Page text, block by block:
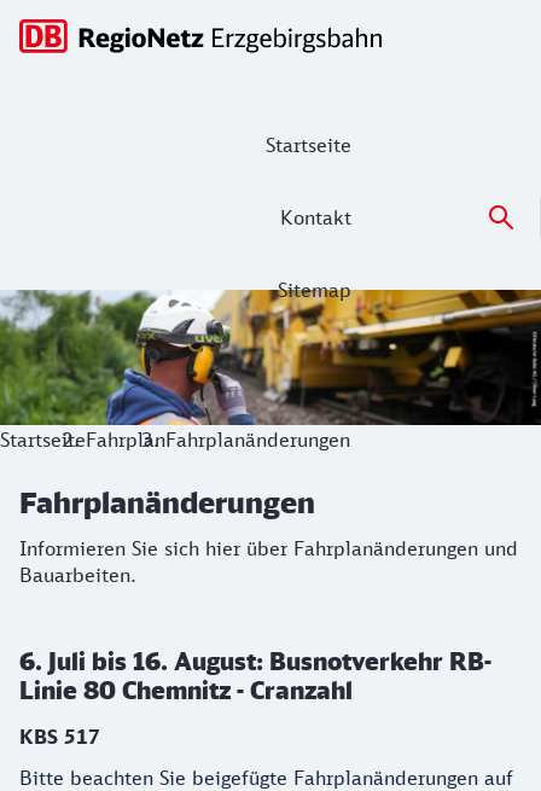
Startseite
Kontakt
Sitemap
Hauptnavigation
Fahrplanänderungen
Informieren Sie sich hier über Fahrplanänderungen und
StartseiteFahrplanFahrplanänderungen
Fahrplanänderungen
Informieren Sie sich hier über Fahrplanänderungen und
Bauarbeiten.
6. Juli bis 16. August: Busnotverkehr RB-
Linie 80 Chemnitz - Cranzahl
KBS 517
Bitte beachten Sie beigefügte Fahrplanänderungen auf